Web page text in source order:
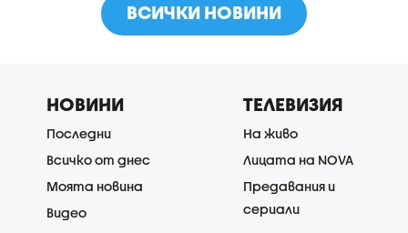
ВСИЧКИ НОВИНИ
НОВИНИ
Последни
Всичко от днес
Моята новина
Видео
ТЕЛЕВИЗИЯ
На живо
Лицата на NOVA
Предавания и
сериали